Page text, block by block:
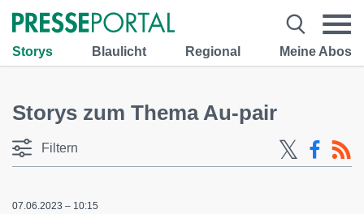
Storys Blaulicht Regional Meine Abos
Storys zum Thema Au-pair
Filtern
07.06.2023 – 10:15